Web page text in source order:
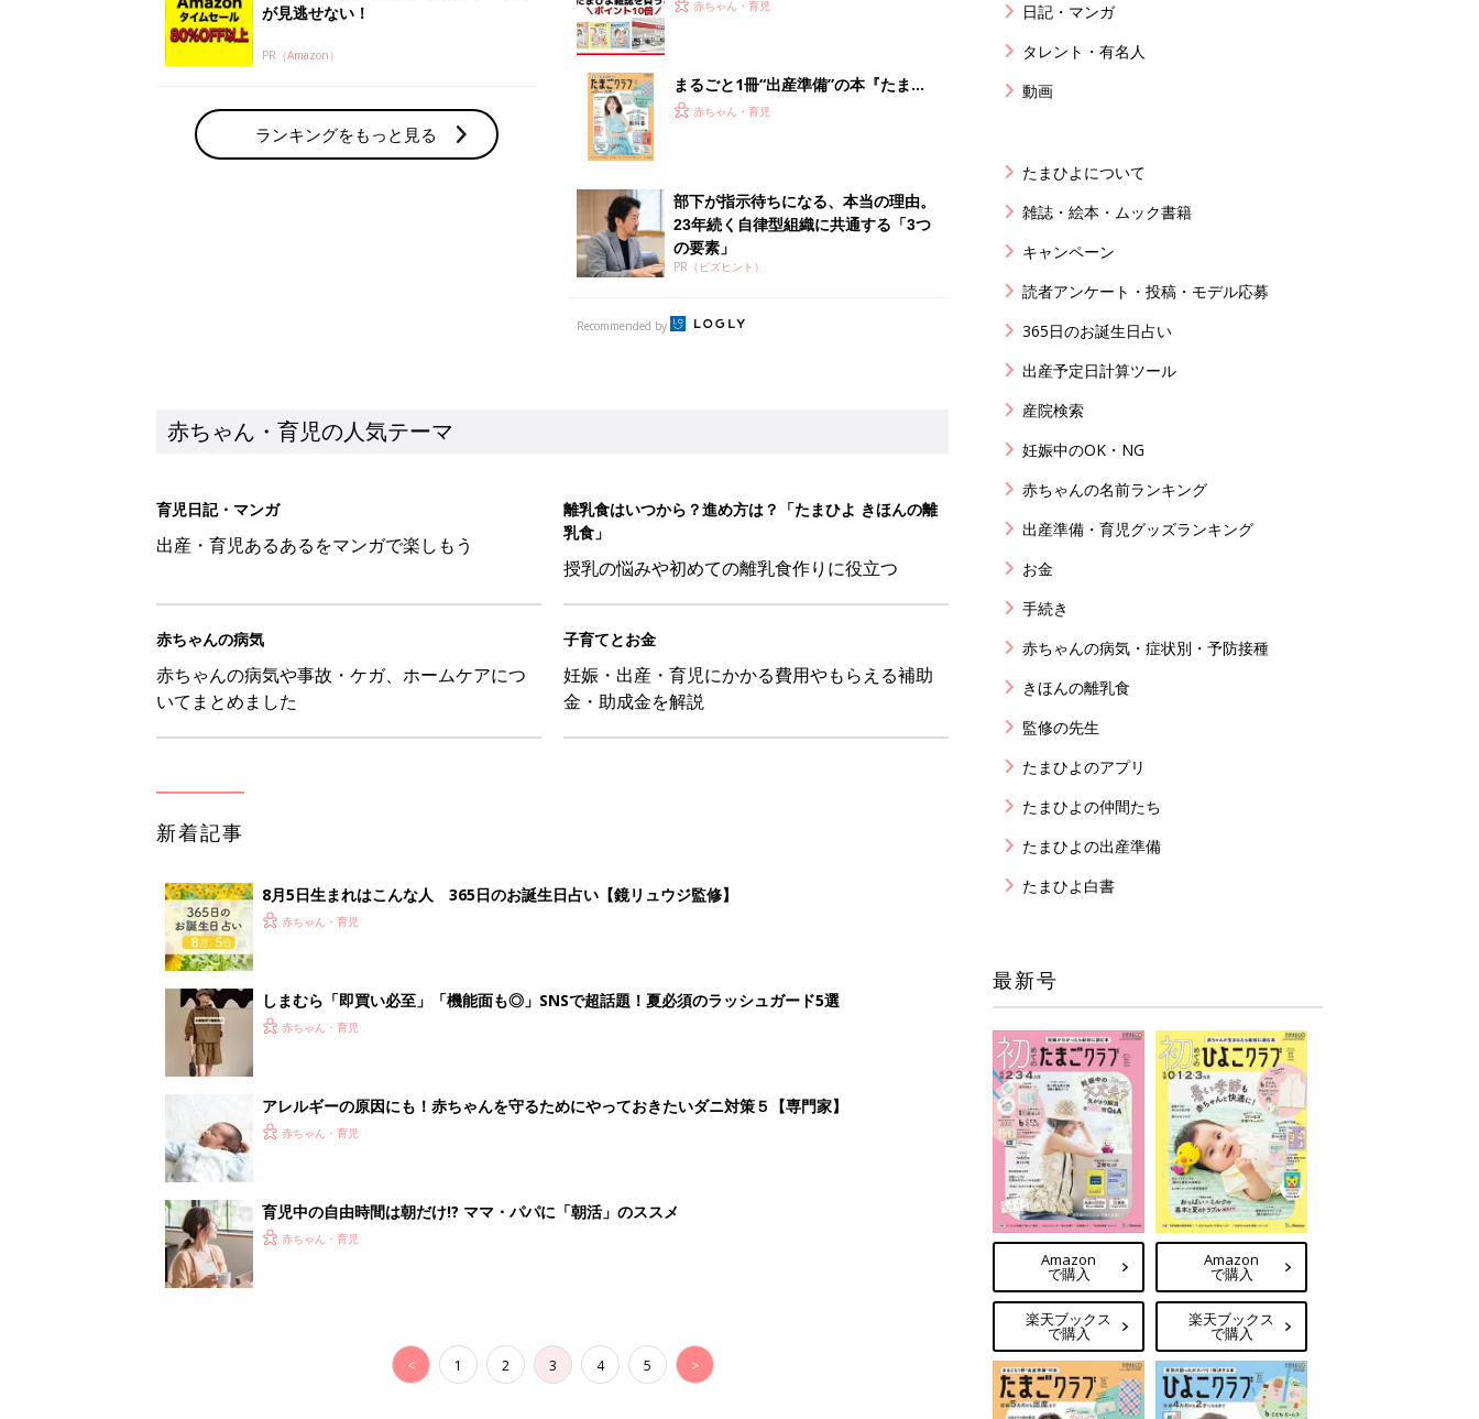
が見逃せない！
PR（Amazon）
ランキングをもっと見る
赤ちゃん・育児
まるごと1冊“出産準備”の本『たまご
クラブ 夏号』〈スペシャル大特集〉
赤ちゃん・育児
部下が指示待ちになる、本当の理由。
23年続く自律型組織に共通する「3つ
の要素」
PR（ビズヒント）
Recommended by
赤ちゃん・育児の人気テーマ
育児日記・マンガ
出産・育児あるあるをマンガで楽しもう
離乳食はいつから？進め方は？「たまひよ きほんの離
乳食」
授乳の悩みや初めての離乳食作りに役立つ
赤ちゃんの病気
赤ちゃんの病気や事故・ケガ、ホームケアにつ
いてまとめました
子育てとお金
妊娠・出産・育児にかかる費用やもらえる補助
金・助成金を解説
新着記事
8月5日生まれはこんな人 365日のお誕生日占い【鏡リュウジ監修】
赤ちゃん・育児
しまむら「即買い必至」「機能面も◎」SNSで超話題！夏必須のラッシュガード5選
赤ちゃん・育児
アレルギーの原因にも！赤ちゃんを守るためにやっておきたいダニ対策５【専門家】
赤ちゃん・育児
育児中の自由時間は朝だけ!? ママ・パパに「朝活」のススメ
赤ちゃん・育児
< 1 2 3 4 5 >
日記・マンガ
タレント・有名人
動画
たまひよについて
雑誌・絵本・ムック書籍
キャンペーン
読者アンケート・投稿・モデル応募
365日のお誕生日占い
出産予定日計算ツール
産院検索
妊娠中のOK・NG
赤ちゃんの名前ランキング
出産準備・育児グッズランキング
お金
手続き
赤ちゃんの病気・症状別・予防接種
きほんの離乳食
監修の先生
たまひよのアプリ
たまひよの仲間たち
たまひよの出産準備
たまひよ白書
最新号
Amazon
で購入
楽天ブックス
で購入
Amazon
で購入
楽天ブックス
で購入